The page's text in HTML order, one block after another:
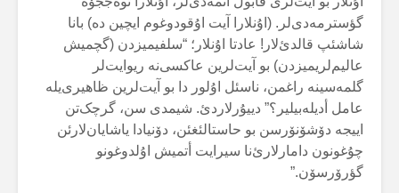
گؤسترمەدی‌لر. (اۇنلارا آیت اۇقودوغوم ایچین دە) بانا
شاشئپ قالدئ‌لار! عادتا اۇنلار؛ “سلفیمیزدن (گچمیش
عالیم‌لریمیزدن) بو آیت‌لرین عاکسی‌نە ریوایت‌لر
گلمەسینە راغمن، ناسئل اۇلور دا بو آیت‌لرین ظاهیری‌یلە
عامل أدیلەبیلیر؟” دییۇرلاردئ. شیمدی سن، گرچک‌تن
اییجە دۆشۆنۆرسن بو حاستالئغئن، دۆنیادا یاشایان‌لارئن
چۇغونون دامارلارئ‌نا سیرایت أتمیش اۇلدوغونو
گؤرۆرسۆن.”